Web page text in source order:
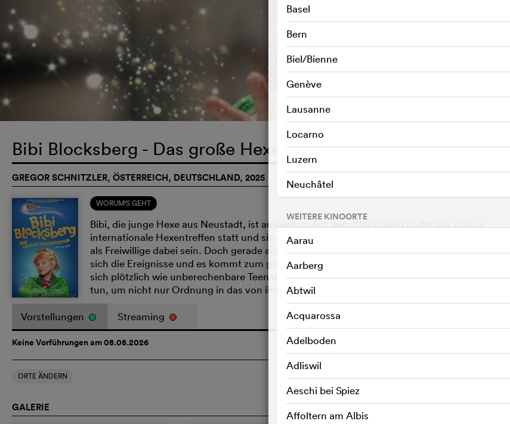
eTRAILER ABSPIELEN
Bibi Blocksberg - Das große Hexentreffen FWATCHLIST
GREGOR SCHNITZLER, ÖSTERREICH, DEUTSCHLAND, 2025
WORUM'S GEHT
Bibi, die junge Hexe aus Neustadt, ist aufgeregt: Auf dem Blocksberg findet das grosse
internationale Hexentreffen statt und sie und ihre Freundinnen Schubia und Flauipaui dürfen
als Freiwillige dabei sein. Doch gerade als es um die Zukunft der Junghexen geht,
sich die Ereignisse und es kommt zum großen Chaos! Die alten Hexen von Neustadt
sich plötzlich wie unberechenbare Teenager, und die jungen Hexen haben alle Hände voll zu
tun, um nicht nur Ordnung in das von ihnen verursachte Chaos zu bringen.
Vorstellungen Streaming
Keine Vorführungen am 08.08.2026
ORTE ÄNDERN
Basel
Bern
Biel/Bienne
Genève
Lausanne
Locarno
Luzern
Neuchâtel
WEITERE KINOORTE
Aarau
Aarberg
Abtwil
Acquarossa
Adelboden
Adliswil
Aeschi bei Spiez
Affoltern am Albis
GALERIE